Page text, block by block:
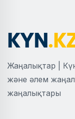
Жаңалықтар |
және әлем
жаңалықтары